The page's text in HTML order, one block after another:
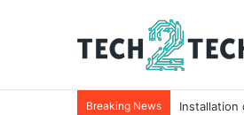
Breaking News Installation